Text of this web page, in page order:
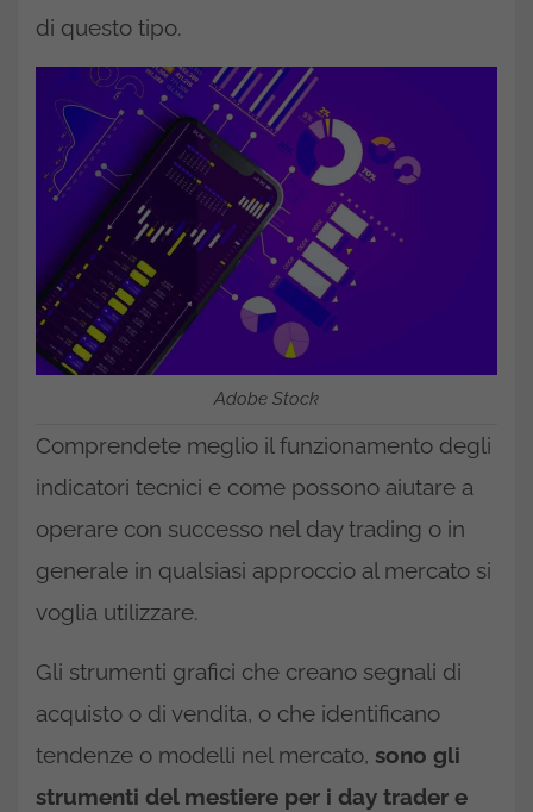
di questo tipo.
Adobe Stock
Comprendete meglio il funzionamento degli
indicatori tecnici e come possono aiutare a
operare con successo nel day trading o in
generale in qualsiasi approccio al mercato si
voglia utilizzare.
Gli strumenti grafici che creano segnali di
acquisto o di vendita, o che identificano
tendenze o modelli nel mercato, sono gli
strumenti del mestiere per i day trader e